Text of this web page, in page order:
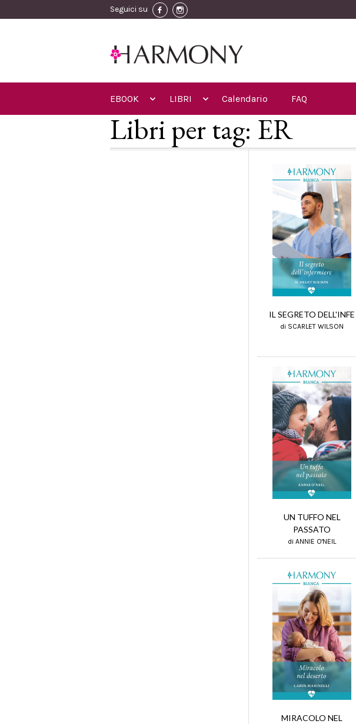
Seguici su
EBOOK LIBRI Calendario FAQ
Libri per tag: ER
IL SEGRETO DELL'INFE
di SCARLET WILSON
UN TUFFO NEL
PASSATO
di ANNIE O'NEIL
MIRACOLO NEL